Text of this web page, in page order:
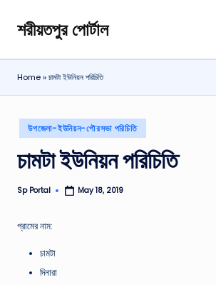
Skip
content
শরীয়তপুর পোর্টাল
শরীয়তপুর
জেলা
বিষয়ক
পোর্টাল
Home»চামটা ইউনিয়ন পরিচিতি
Posted
in
উপজেলা-ইউনিয়ন-পৌরসভা পরিচিতি
চামটা ইউনিয়ন পরিচিতি
Posted
Sp Portal May 18, 2019
গ্রামের নাম:
চামটা
দিনারা